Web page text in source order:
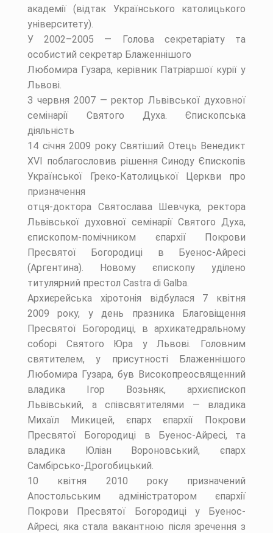
академії (відтак Українського католицького
університету).
У 2002–2005 — Голова секретаріату та
особистий секретар Блаженнішого
Любомира Гузара, керівник Патріаршої курії у
Львові.
З червня 2007 — ректор Львівської духовної
семінарії Святого Духа. Єпископська
діяльність
14 січня 2009 року Святіший Отець Венедикт
XVI поблагословив рішення Синоду Єпископів
Української Греко-Католицької Церкви про
призначення
отця-доктора Святослава Шевчука, ректора
Львівської духовної семінарії Святого Духа,
єпископом-помічником єпархії Покрови
Пресвятої Богородиці в Буенос-Айресі
(Аргентина). Новому єпископу уділено
титулярний престол Castra di Galba.
Архиєрейська хіротонія відбулася 7 квітня
2009 року, у день празника Благовіщення
Пресвятої Богородиці, в архикатедральному
соборі Святого Юра у Львові. Головним
святителем, у присутності Блаженнішого
Любомира Гузара, був Високопреосвященний
владика Ігор Возьняк, архиєпископ
Львівський, а співсвятителями — владика
Михаїл Микицей, єпарх єпархії Покрови
Пресвятої Богородиці в Буенос-Айресі, та
владика Юліан Вороновський, єпарх
Самбірсько-Дрогобицький.
10 квітня 2010 року призначений
Апостольським адміністратором єпархії
Покрови Пресвятої Богородиці у Буенос-
Айресі, яка стала вакантною після зречення з